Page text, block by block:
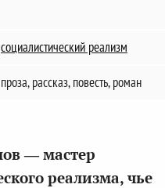
социалистический реализм
проза, рассказ, повесть, роман
— мастер
реализма, чье